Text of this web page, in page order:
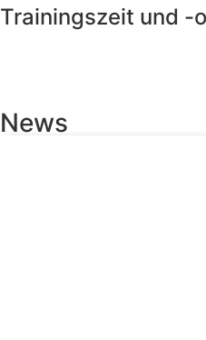
Trainingszeit und -
News